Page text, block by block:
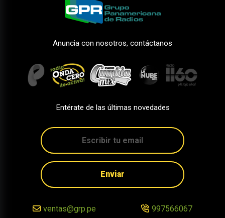
Anuncia con nosotros, contáctanos
Entérate de las últimas novedades
Enviar
ventas@grp.pe 997566067